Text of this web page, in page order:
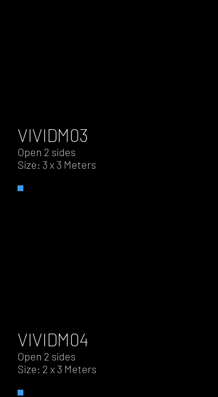
VIVIDM03
Open 2 sides
Size: 3 x 3 Meters
VIVIDM04
Open 2 sides
Size: 2 x 3 Meters